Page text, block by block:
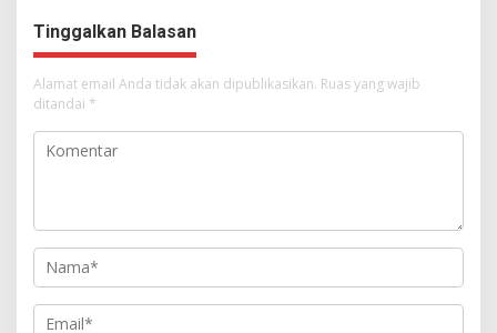
Tinggalkan Balasan
Alamat email Anda tidak akan dipublikasikan. Ruas yang wajib
ditandai *